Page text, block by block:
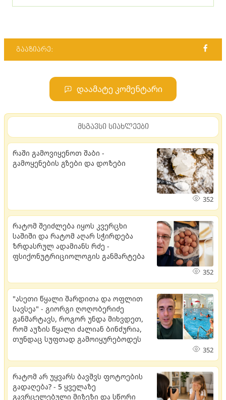
გააზიარე:
დაამატე კომენტარი
მსგავსი სიახლეები
რაში გამოვიყენოთ შაბი -
გამოყენების გზები და დოზები
352
რატომ შეიძლება იყოს კვერცხი
საშიში და რატომ აღარ სჭირდება
ზრდასრულ ადამიანს რძე -
ფსიქონუტრიციოლოგის განმარტება
352
"ასეთი წყალი შარდითა და ოფლით
სავსეა" - გიორგი ღოღობერიძე
განმარტავს, როგორ უნდა მიხვდეთ,
რომ აუზის წყალი ძალიან ბინძურია,
თუნდაც სუფთად გამოიყურებოდეს
352
რატომ არ უყვარს ბავშვს ფოტოების
გადაღება? - 5 ყველაზე
გავრცელებული მიზეზი და სწორი